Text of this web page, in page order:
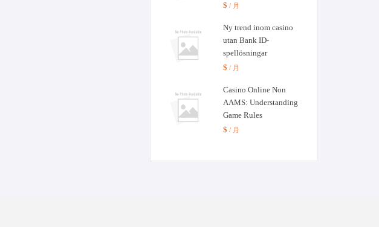
$ / 月
Ny trend inom casino
utan Bank ID-
spellösningar
$ / 月
Casino Online Non
AAMS: Understanding
Game Rules
$ / 月